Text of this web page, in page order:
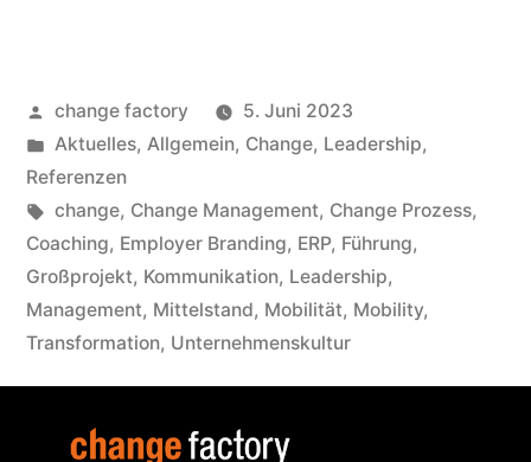
change factory
5. Juni 2023
Aktuelles, Allgemein, Change, Leadership,
Referenzen
change, Change Management, Change Prozess,
Coaching, Employer Branding, ERP, Führung,
Großprojekt, Kommunikation, Leadership,
Management, Mittelstand, Mobilität, Mobility,
Transformation, Unternehmenskultur